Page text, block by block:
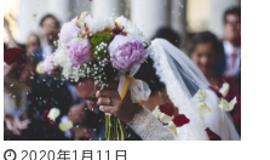
2020年1月11日